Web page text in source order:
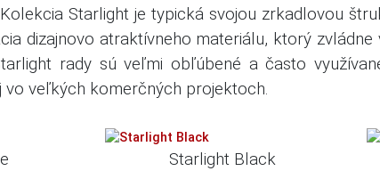
Kolekcia Starlight je typická svojou zrkadlovou
dizajnovo atraktívneho materiálu, ktorý
rady sú veľmi obľúbené a často
vo veľkých komerčných projektoch.
Starlight Black